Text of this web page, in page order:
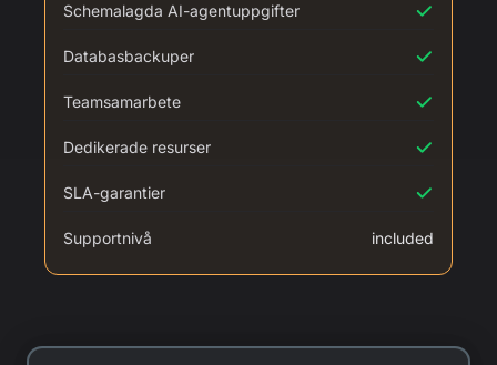
Schemalagda AI-agentuppgifter
Databasbackuper
Teamsamarbete
Dedikerade resurser
SLA-garantier
Supportnivå included